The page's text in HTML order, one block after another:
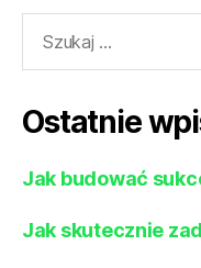
Ostatnie
Jak budować
Jak skutecznie